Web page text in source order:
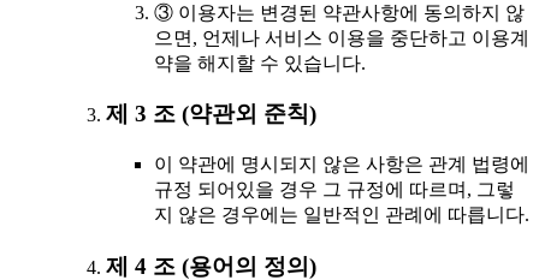
③ 이용자는 변경된 약관사항에 동의하지 않
으면, 언제나 서비스 이용을 중단하고 이용계
약을 해지할 수 있습니다.
제 3 조 (약관외 준칙)
이 약관에 명시되지 않은 사항은 관계 법령에
규정 되어있을 경우 그 규정에 따르며, 그렇
지 않은 경우에는 일반적인 관례에 따릅니다.
제 4 조 (용어의 정의)